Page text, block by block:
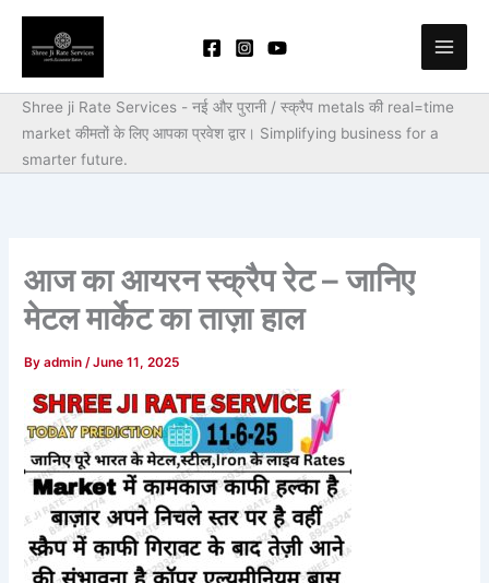
Skip
content
Shree ji Rate Services - नई और पुरानी / स्क्रैप metals की real=time
market कीमतों के लिए आपका प्रवेश द्वार। Simplifying business for a
smarter future.
आज का आयरन स्क्रैप रेट – जानिए
मेटल मार्केट का ताज़ा हाल
Byadmin/June 11, 2025